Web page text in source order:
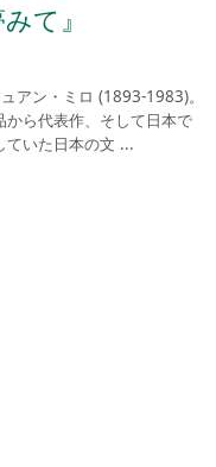
て』
アン・ミロ (1893-1983)。
から代表作、そして日本で
ていた日本の文 ...